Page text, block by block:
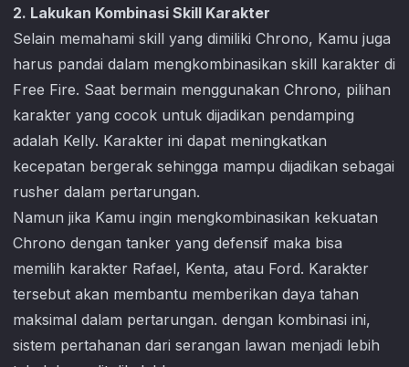
2. Lakukan Kombinasi Skill Karakter
Selain memahami skill yang dimiliki Chrono, Kamu juga
harus pandai dalam mengkombinasikan skill karakter di
Free Fire. Saat bermain menggunakan Chrono, pilihan
karakter yang cocok untuk dijadikan pendamping
adalah Kelly. Karakter ini dapat meningkatkan
kecepatan bergerak sehingga mampu dijadikan sebagai
rusher dalam pertarungan.
Namun jika Kamu ingin mengkombinasikan kekuatan
Chrono dengan tanker yang defensif maka bisa
memilih karakter Rafael, Kenta, atau Ford. Karakter
tersebut akan membantu memberikan daya tahan
maksimal dalam pertarungan. dengan kombinasi ini,
sistem pertahanan dari serangan lawan menjadi lebih